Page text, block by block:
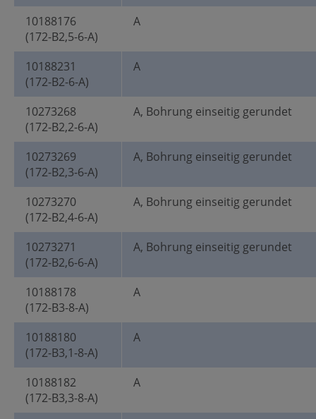
10188176
(172-B2,5-6-A)
A
10188231
(172-B2-6-A)
A
10273268
(172-B2,2-6-A)
A, Bohrung einseitig gerundet
10273269
(172-B2,3-6-A)
A, Bohrung einseitig gerundet
10273270
(172-B2,4-6-A)
A, Bohrung einseitig gerundet
10273271
(172-B2,6-6-A)
A, Bohrung einseitig gerundet
10188178
(172-B3-8-A)
A
10188180
(172-B3,1-8-A)
A
10188182
(172-B3,3-8-A)
A